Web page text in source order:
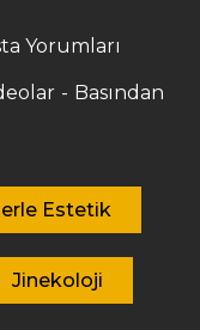
Yorumları
Basından
Estetik
Jinekoloji